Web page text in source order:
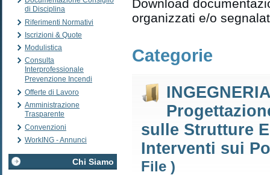
di Disciplina
Riferimenti Normativi
Iscrizioni & Quote
Modulistica
Consulta
Interprofessionale
Prevenzione Incendi
Offerte di Lavoro
Amministrazione
Trasparente
Convenzioni
WorkING - Annunci
Chi Siamo
Download
organizzati e/o
Categorie
sulle Strutture
Interventi sui
File )